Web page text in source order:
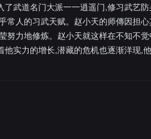
武道名门大派一一逍遥门,修习武艺
常人的习武天赋。赵小天的师傳因担
力地修炼。赵小天就这样在不知不
实力的增长,潜藏的危机也逐渐洋现,